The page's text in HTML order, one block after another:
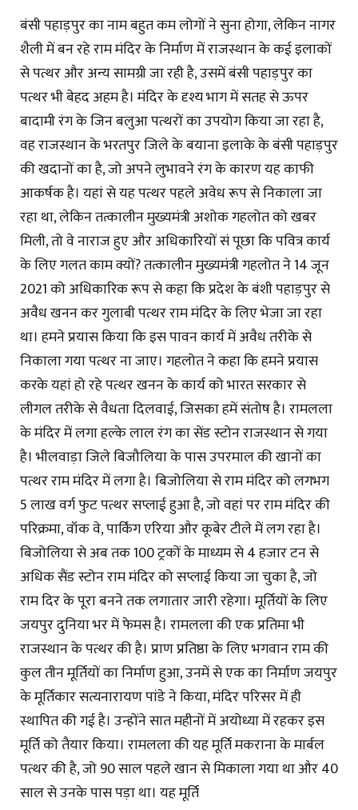
बंसी पहाड़पुर का नाम बहुत कम लोगों ने सुना होगा, लेकिन नागर
शैली में बन रहे राम मंदिर के निर्माण में राजस्थान के कई इलाकों
से पत्थर और अन्य सामग्री जा रही है, उसमें बंसी पहाड़पुर का
पत्थर भी बेहद अहम है। मंदिर के दृश्य भाग में सतह से ऊपर
बादामी रंग के जिन बलुआ पत्थरों का उपयोग किया जा रहा है,
वह राजस्थान के भरतपुर जिले के बयाना इलाके के बंसी पहाड़पुर
की खदानों का है, जो अपने लुभावने रंग के कारण यह काफी
आकर्षक है। यहां से यह पत्थर पहले अवेध रूप से निकाला जा
रहा था, लेकिन तत्कालीन मुख्यमंत्री अशोक गहलोत को खबर
मिली, तो वे नाराज हुए और अधिकारियों सं पूछा कि पवित्र कार्य
के लिए गलत काम क्यों? तत्कालीन मुख्यमंत्री गहलोत ने 14 जून
2021 को अधिकारिक रूप से कहा कि प्रदेश के बंशी पहाड़पुर से
अवैध खनन कर गुलाबी पत्थर राम मंदिर के लिए भेजा जा रहा
था। हमने प्रयास किया कि इस पावन कार्य में अवैध तरीके से
निकाला गया पत्थर ना जाए। गहलोत ने कहा कि हमने प्रयास
करके यहां हो रहे पत्थर खनन के कार्य को भारत सरकार से
लीगल तरीके से वैधता दिलवाई, जिसका हमें संतोष है। रामलला
के मंदिर में लगा हल्के लाल रंग का सेंड स्टोन राजस्थान से गया
है। भीलवाड़ा जिले बिजौलिया के पास उपरमाल की खानों का
पत्थर राम मंदिर में लगा है। बिजोलिया से राम मंदिर को लगभग
5 लाख वर्ग फुट पत्थर सप्लाई हुआ है, जो वहां पर राम मंदिर की
परिक्रमा, वॉक वे, पार्किंग एरिया और कूबेर टीले में लग रहा है।
बिजोलिया से अब तक 100 ट्रकों के माध्यम से 4 हजार टन से
अधिक सैंड स्टोन राम मंदिर को सप्लाई किया जा चुका है, जो
राम दिर के पूरा बनने तक लगातार जारी रहेगा। मूर्तियों के लिए
जयपुर दुनिया भर में फेमस है। रामलला की एक प्रतिमा भी
राजस्थान के पत्थर की है। प्राण प्रतिष्ठा के लिए भगवान राम की
कुल तीन मूर्तियों का निर्माण हुआ, उनमें से एक का निर्माण जयपुर
के मूर्तिकार सत्यनारायण पांडे ने किया, मंदिर परिसर में ही
स्थापित की गई है। उन्होंने सात महीनों में अयोध्या में रहकर इस
मूर्ति को तैयार किया। रामलला की यह मूर्ति मकराना के मार्बल
पत्थर की है, जो 90 साल पहले खान से मिकाला गया था और 40
साल से उनके पास पड़ा था। यह मूर्ति